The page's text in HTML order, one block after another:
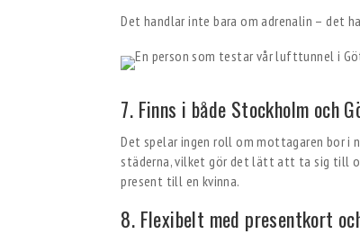
Det handlar inte bara om adrenalin – det
7. Finns i både Stockholm
Det spelar ingen roll om mottagaren bor i
städerna, vilket gör det lätt att ta sig till
present till en kvinna.
8. Flexibelt med presentkort